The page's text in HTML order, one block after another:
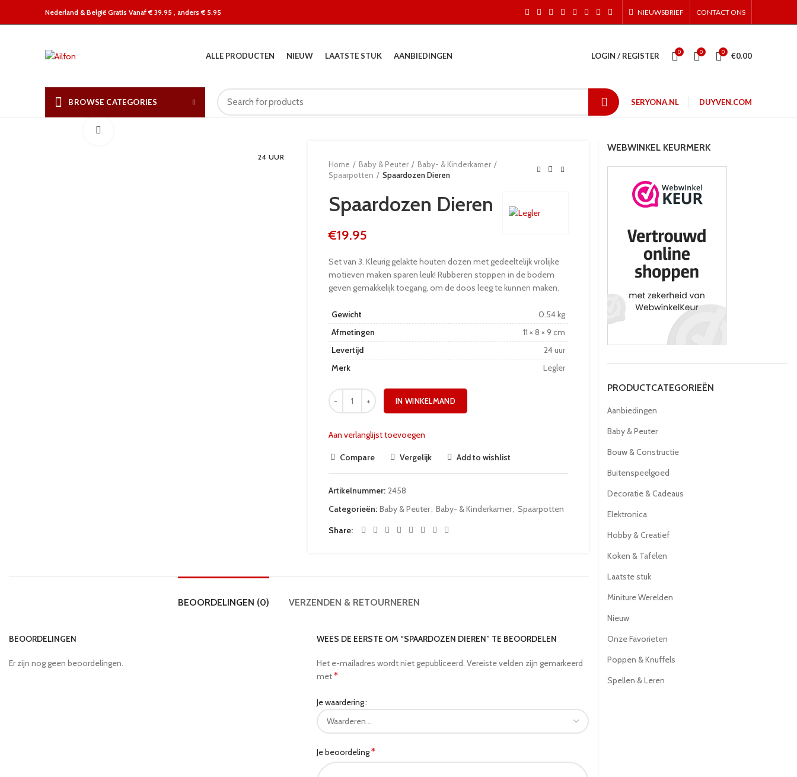
Nederland & België Gratis Vanaf € 39.95 , anders € 5.95 NIEUWSBRIEF CONTACT ONS
ALLE PRODUCTEN NIEUW LAATSTE STUK AANBIEDINGEN LOGIN / REGISTER 0 0 0 €0.00
BROWSE CATEGORIES SERYONA.NL DUYVEN.COM
24 UUR
Home Baby & Peuter
Baby- & Kinderkamer
Spaarpotten
Spaardozen Dieren
Spaardozen Dieren
€19.95
Set van 3. Kleurig gelakte houten dozen met gedeeltelijk vrolijke
motieven maken sparen leuk! Rubberen stoppen in de bodem
geven gemakkelijk toegang, om de doos leeg te kunnen maken.
Gewicht
0.54 kg
Afmetingen
11 × 8 × 9 cm
Levertijd
24 uur
Merk
Legler
IN WINKELMAND
Aan verlanglijst toevoegen
Compare Vergelijk Add to wishlist
Artikelnummer: 2458
Categorieën: Baby & Peuter, Baby- & Kinderkamer, Spaarpotten
Share
BEOORDELINGEN (0) VERZENDEN & RETOURNEREN
BEOORDELINGEN
Er zijn nog geen beoordelingen.
WEES DE EERSTE OM “SPAARDOZEN DIEREN” TE BEOORDELEN
Het e-mailadres wordt niet gepubliceerd. Vereiste velden zijn gemarkeerd
met*
Je waardering
Je beoordeling*
WEBWINKEL KEURMERK
PRODUCTCATEGORIEËN
Aanbiedingen
Baby & Peuter
Bouw & Constructie
Buitenspeelgoed
Decoratie & Cadeaus
Elektronica
Hobby & Creatief
Koken & Tafelen
Laatste stuk
Miniture Werelden
Nieuw
Onze Favorieten
Poppen & Knuffels
Spellen & Leren